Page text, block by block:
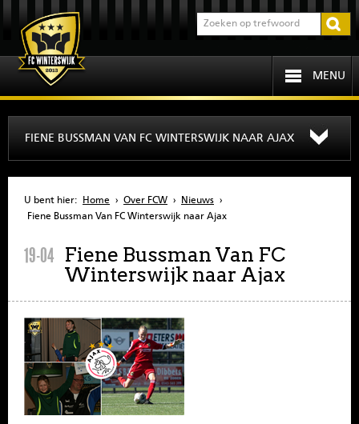
MENU
OVER FCW
INFORMATIE
SENIOREN
SPONSOREN
CONTACT
FIENE BUSSMAN VAN FC WINTERSWIJK NAAR AJAX
U bent hier: Home › Over FCW › Nieuws ›
Fiene Bussman Van FC Winterswijk naar Ajax
19-04 Fiene Bussman Van FC
Winterswijk naar Ajax